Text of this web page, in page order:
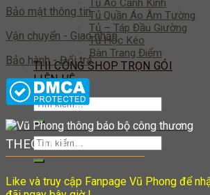
Tủ Áo Cánh Kính
Tủ Quần Áo Âm Tường
Tủ – Táp Đầu Giường
Tủ Hộc Kéo
Bàn Trang Điểm
THI CÔNG SHOP TRỌN GÓI
LIÊN HỆ
Tìm
kiếm:
Tìm
kiếm:
Bảo mật thông tin
Vận chuyển - Giao nhận
Bảo hành - Đổi trả
THEO DÕI CHÚNG TÔI
Like và truy cập Fanpage Vũ Phong để